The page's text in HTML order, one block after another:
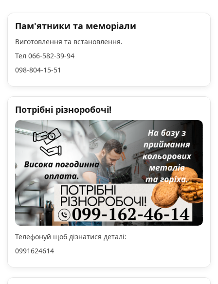
Пам'ятники та меморіали
Виготовлення та встановлення.
Тел 066-582-39-94
098-804-15-51
Потрібні різноробочі!
Телефонуй щоб дізнатися деталі:
0991624614